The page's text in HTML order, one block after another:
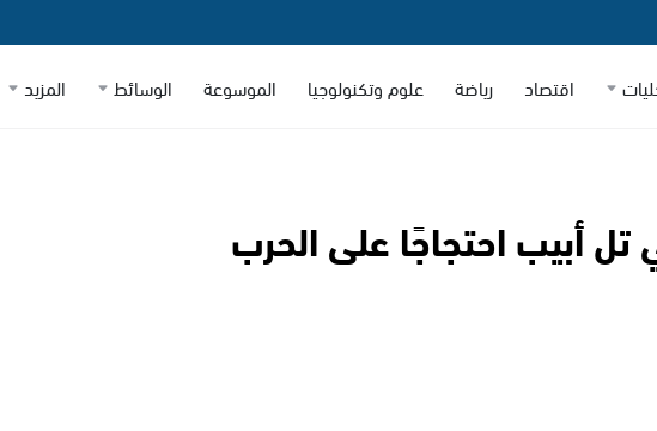
اقتصاد رياضة علوم وتكنولوجيا الموسوعة الوسائط المزيد
أبيب احتجاجًا على الحرب